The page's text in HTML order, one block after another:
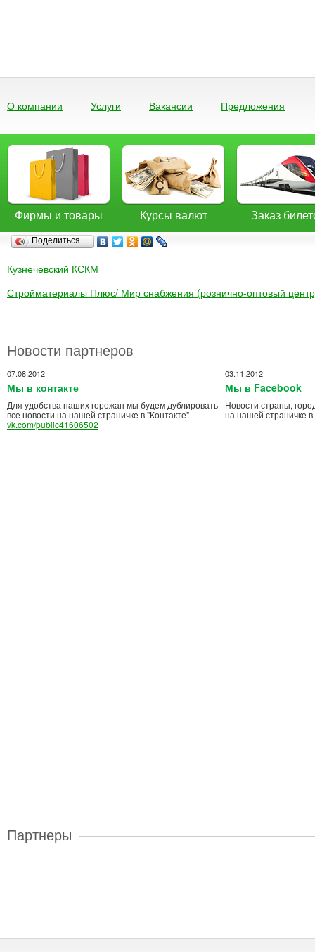
О компании Услуги Вакансии Предложения
Фирмы и товары Курсы валют Заказ
Поделиться…
Кузнечевский КСКМ
Стройматериалы Плюс/ Мир снабжения (рознично-оптовый
Новости партнеров
07.08.2012
Мы в контакте
Для удобства наших горожан мы будем дублировать
все новости на нашей страничке в "Контакте"
vk.com/public41606502
03.11.2012
Мы в Facebook
Новости страны,
на нашей страничке в
Партнеры